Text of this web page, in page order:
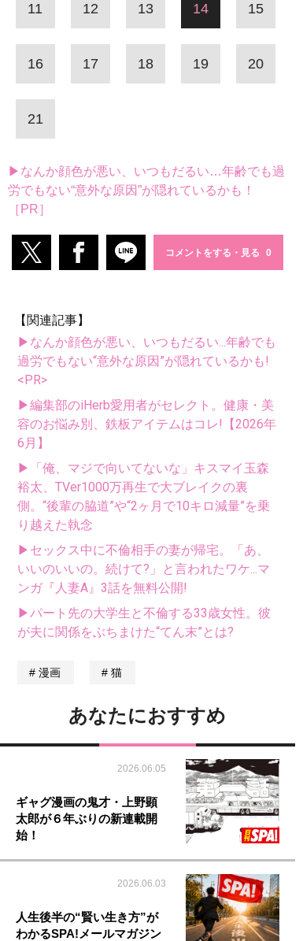
11 12 13 14 15
16 17 18 19 20
21
▶なんか顔色が悪い、いつもだるい…年齢でも過
労でもない“意外な原因”が隠れているかも！
［PR］
コメントをする・見る
【関連記事】
▶なんか顔色が悪い、いつもだるい...年齢でも
過労でもない“意外な原因”が隠れているかも!
<PR>
▶編集部のiHerb愛用者がセレクト。健康・美
容のお悩み別、鉄板アイテムはコレ!【2026年
6月】
▶「俺、マジで向いてないな」キスマイ玉森
裕太、TVer1000万再生で大ブレイクの裏
側。“後輩の脇道”や“2ヶ月で10キロ減量”を乗
り越えた執念
▶セックス中に不倫相手の妻が帰宅。「あ、
いいのいいの。続けて?」と言われたワケ...マ
ンガ『人妻A』3話を無料公開!
▶パート先の大学生と不倫する33歳女性。彼
が夫に関係をぶちまけた“てん末”とは?
漫画 猫
あなたにおすすめ
2026.06.05
ギャグ漫画の鬼才・上野顕
太郎が６年ぶりの新連載開
始！
2026.06.03
人生後半の“賢い生き方”が
わかるSPA!メールマガジン